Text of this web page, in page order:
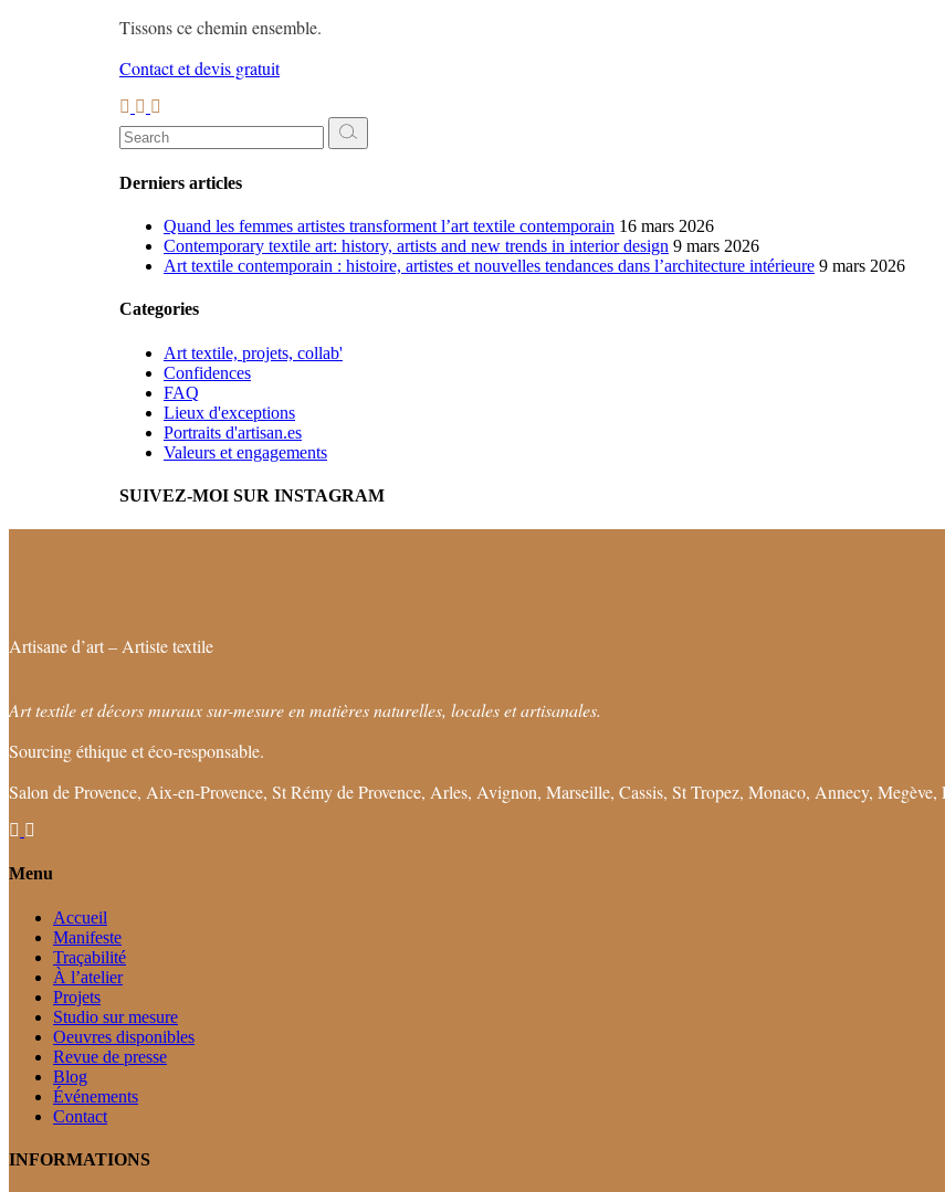
Tissons ce chemin ensemble.
Contact et devis gratuit
Search
for:
Derniers articles
Quand les femmes artistes transforment l’art textile contemporain 16 mars 2026
Contemporary textile art: history, artists and new trends in interior design 9 mars 2026
Art textile contemporain : histoire, artistes et nouvelles tendances dans l’architecture intérieure 9 mars 2026
Categories
Art textile, projets, collab'
Confidences
FAQ
Lieux d'exceptions
Portraits d'artisan.es
Valeurs et engagements
SUIVEZ-MOI SUR INSTAGRAM
Artisane d’art – Artiste textile
Art textile et décors muraux sur-mesure en matières naturelles, locales et artisanales.
Sourcing éthique et éco-responsable.
Salon de Provence, Aix-en-Provence, St Rémy de Provence, Arles, Avignon, Marseille, Cassis, St Tropez, Monaco, Annecy,
Menu
Accueil
Manifeste
Traçabilité
À l’atelier
Projets
Studio sur mesure
Oeuvres disponibles
Revue de presse
Blog
Événements
Contact
INFORMATIONS